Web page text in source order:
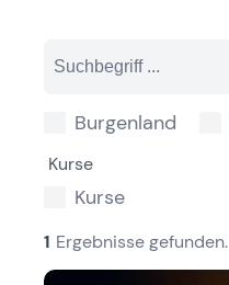
Burgenland
Kurse
Kurse
1 Ergebnisse gefunden.